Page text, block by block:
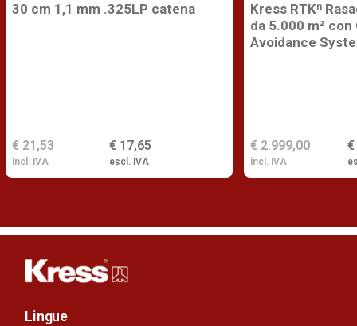
30 cm 1,1 mm .325LP catena
€ 17,65
escl. IVA
€ 21,53
incl. IVA
Kress RTKⁿ
da 5.000 m²
Avoidance
€
€ 2.999,00
incl. IVA
Lingue